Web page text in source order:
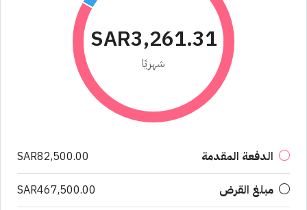
SAR3,261.31
شهريًا
الدفعة المقدمة SAR82,500.00
مبلغ القرض SAR467,500.00